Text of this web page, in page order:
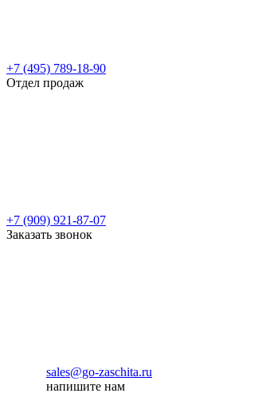
+7 (495) 789-18-90
Отдел продаж
+7 (909) 921-87-07
Заказать звонок
sales@go-zaschita.ru
напишите нам